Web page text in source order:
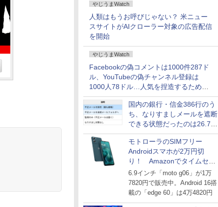
どいい【ぼっち・ざ・ろー
ど！その14】
やじうまWatch
人類はもうお呼びじゃない？ 米ニュー
スサイトがAIクローラー対象の広告配信
を開始
やじうまWatch
Facebookの偽コメントは1000件287ド
ル、YouTubeの偽チャンネル登録は
1000人78ドル…人気を捏造するための
価格リストが公開中
国内の銀行・信金386行のう
ち、なりすましメールを遮断
できる状態だったのは26.7％
にとどまる～GMOブランド
セキュリティ調査
モトローラのSIMフリー
Androidスマホが2万円切
り！ Amazonでタイムセー
ル
6.9インチ「moto g06」が1万
7820円で販売中。Android 16搭
載の「edge 60」は4万4820円